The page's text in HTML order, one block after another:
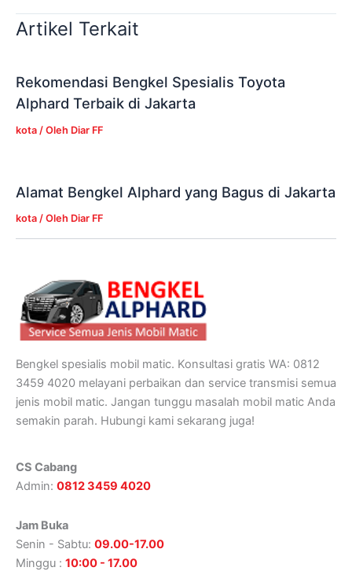
Artikel Terkait
Rekomendasi Bengkel Spesialis Toyota
Alphard Terbaik di Jakarta
kota / Oleh Diar FF
Alamat Bengkel Alphard yang Bagus di Jakarta
kota / Oleh Diar FF
Bengkel spesialis mobil matic. Konsultasi gratis WA: 0812
3459 4020 melayani perbaikan dan service transmisi semua
jenis mobil matic. Jangan tunggu masalah mobil matic Anda
semakin parah. Hubungi kami sekarang juga!
CS Cabang
Admin: 0812 3459 4020
Jam Buka
Senin - Sabtu: 09.00-17.00
Minggu : 10:00 - 17.00